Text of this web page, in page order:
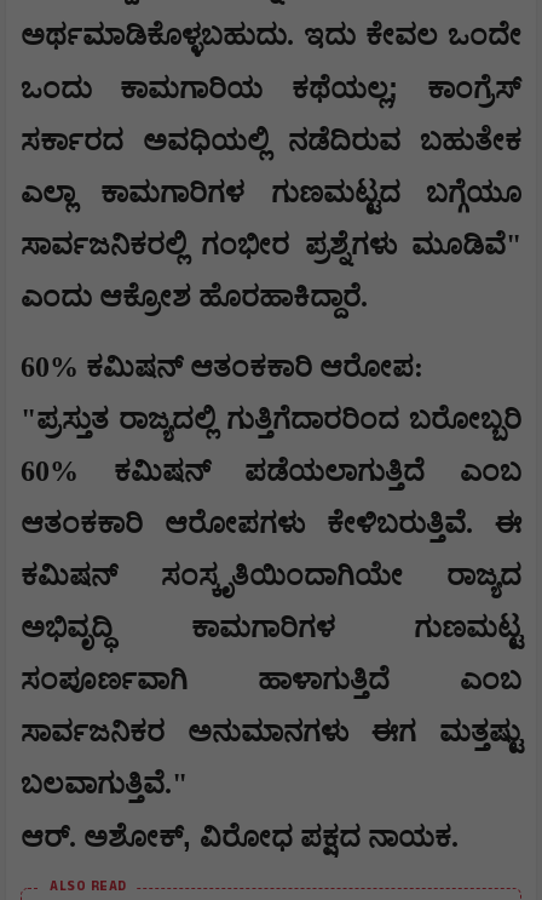
ಅರ್ಥಮಾಡಿಕೊಳ್ಳಬಹುದು. ಇದು ಕೇವಲ ಒಂದೇ
ಒಂದು ಕಾಮಗಾರಿಯ ಕಥೆಯಲ್ಲ; ಕಾಂಗ್ರೆಸ್‌
ಸರ್ಕಾರದ ಅವಧಿಯಲ್ಲಿ ನಡೆದಿರುವ ಬಹುತೇಕ
ಎಲ್ಲಾ ಕಾಮಗಾರಿಗಳ ಗುಣಮಟ್ಟದ ಬಗ್ಗೆಯೂ
ಸಾರ್ವಜನಿಕರಲ್ಲಿ ಗಂಭೀರ ಪ್ರಶ್ನೆಗಳು ಮೂಡಿವೆ"
ಎಂದು ಆಕ್ರೋಶ ಹೊರಹಾಕಿದ್ದಾರೆ.
​60% ಕಮಿಷನ್ ಆತಂಕಕಾರಿ ಆರೋಪ:
​"ಪ್ರಸ್ತುತ ರಾಜ್ಯದಲ್ಲಿ ಗುತ್ತಿಗೆದಾರರಿಂದ ಬರೋಬ್ಬರಿ
60% ಕಮಿಷನ್‌ ಪಡೆಯಲಾಗುತ್ತಿದೆ ಎಂಬ
ಆತಂಕಕಾರಿ ಆರೋಪಗಳು ಕೇಳಿಬರುತ್ತಿವೆ. ಈ
ಕಮಿಷನ್‌ ಸಂಸ್ಕೃತಿಯಿಂದಾಗಿಯೇ ರಾಜ್ಯದ
ಅಭಿವೃದ್ಧಿ ಕಾಮಗಾರಿಗಳ ಗುಣಮಟ್ಟ
ಸಂಪೂರ್ಣವಾಗಿ ಹಾಳಾಗುತ್ತಿದೆ ಎಂಬ
ಸಾರ್ವಜನಿಕರ ಅನುಮಾನಗಳು ಈಗ ಮತ್ತಷ್ಟು
ಬಲವಾಗುತ್ತಿವೆ."
ಆರ್. ಅಶೋಕ್, ವಿರೋಧ ಪಕ್ಷದ ನಾಯಕ.
ALSO READ